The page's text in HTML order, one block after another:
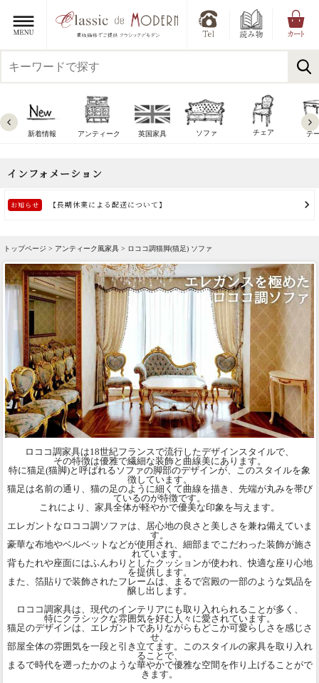
新着情報 アンティーク 英国家具 ソファ チェア テ
トップページ > アンティーク風家具 > ロココ調猫脚(猫足) ソファ
ロココ調家具は18世紀フランスで流行したデザインスタイルで、
その特徴は優雅で繊細な装飾と曲線美にあります。
特に猫足(猫脚)と呼ばれるソファの脚部のデザインが、このスタイルを象
徴しています。
猫足は名前の通り、猫の足のように細くて曲線を描き、先端が丸みを帯び
ているのが特徴です。
これにより、家具全体が軽やかで優美な印象を与えます。
エレガントなロココ調ソファは、居心地の良さと美しさを兼ね備えていま
す。
豪華な布地やベルベットなどが使用され、細部までこだわった装飾が施さ
れています。
背もたれや座面にはふんわりとしたクッションが使われ、快適な座り心地
を提供します。
また、箔貼りで装飾されたフレームは、まるで宮殿の一部のような気品を
醸し出します。
ロココ調家具は、現代のインテリアにも取り入れられることが多く、
特にクラシックな雰囲気を好む人々に愛されています。
猫足のデザインは、エレガントでありながらもどこか可愛らしさを感じさ
せ、
部屋全体の雰囲気を一段と引き立てます。このスタイルの家具を取り入れ
ることで、
まるで時代を遡ったかのような華やかで優雅な空間を作り上げることがで
きます。